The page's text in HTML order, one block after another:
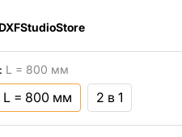
L = 800 мм
L = 800 мм 2 в 1